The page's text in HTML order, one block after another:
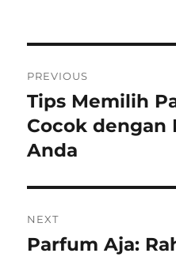
navigation
PREVIOUS
Previous
post:
Tips Memilih
Cocok dengan
Anda
NEXT
Next
Parfum Aja: